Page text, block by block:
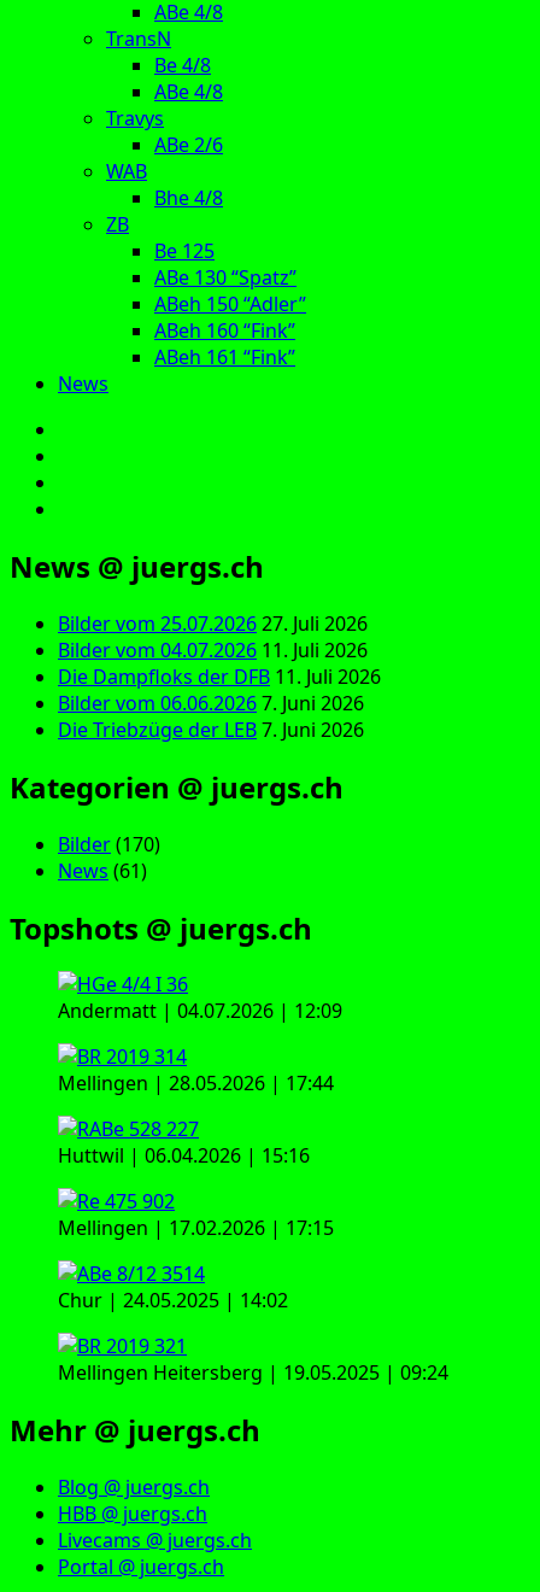
ABe 4/8
TransN
Be 4/8
ABe 4/8
Travys
ABe 2/6
WAB
Bhe 4/8
ZB
Be 125
ABe 130 “Spatz”
ABeh 150 “Adler”
ABeh 160 “Fink”
ABeh 161 “Fink”
News
News @ juergs.ch
Bilder vom 25.07.202627. Juli 2026
Bilder vom 04.07.2026 11. Juli 2026
Die Dampfloks der DFB 11. Juli 2026
Bilder vom 06.06.20267. Juni 2026
Die Triebzüge der LEB7. Juni 2026
Kategorien @ juergs.ch
Bilder(170)
News (61)
Topshots @ juergs.ch
Andermatt | 04.07.2026 | 12:09
Mellingen | 28.05.2026 | 17:44
Huttwil | 06.04.2026 | 15:16
Mellingen | 17.02.2026 | 17:15
Chur | 24.05.2025 | 14:02
Mellingen Heitersberg | 19.05.2025 | 09:24
Mehr @ juergs.ch
Blog @ juergs.ch
HBB @ juergs.ch
Livecams @ juergs.ch
Portal @ juergs.ch